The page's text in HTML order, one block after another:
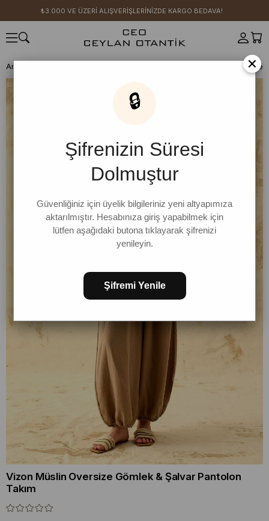
₺3.000 VE ÜZERİ ALIŞVERİŞLERİNİZDE KARGO BEDAVA!
Anasayfa Vizon Müslin Oversize
Vizon Müslin Oversize Gömlek & Şalvar Pantolon
Takım
×
🔒
Şifrenizin Süresi
Dolmuştur
Güvenliğiniz için üyelik bilgileriniz yeni altyapımıza
aktarılmıştır. Hesabınıza giriş yapabilmek için
lütfen aşağıdaki butona tıklayarak şifrenizi
yenileyin.
Şifremi Yenile